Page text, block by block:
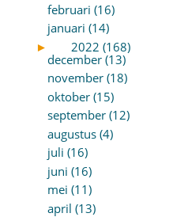
februari (16)
januari (14)
►
2022 (168)
december (13)
november (18)
oktober (15)
september (12)
augustus (4)
juli (16)
juni (16)
mei (11)
april (13)